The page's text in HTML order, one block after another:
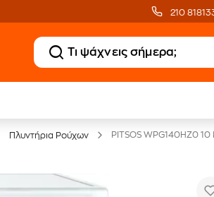
210
Πλυντήρια Ρούχων PITSOS WPG140HZ0